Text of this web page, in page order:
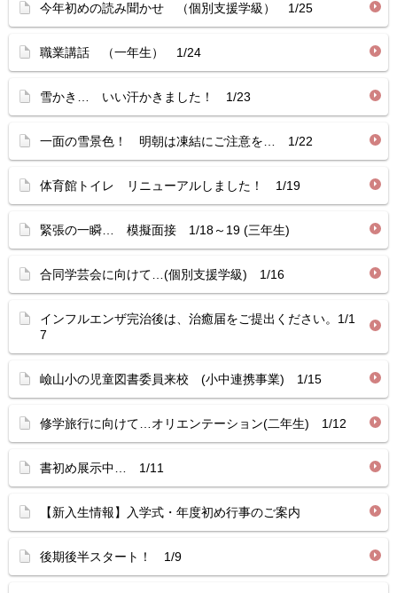
今年初めの読み聞かせ （個別支援学級） 1/25
職業講話 （一年生） 1/24
雪かき… いい汗かきました！ 1/23
一面の雪景色！ 明朝は凍結にご注意を… 1/22
体育館トイレ リニューアルしました！ 1/19
緊張の一瞬… 模擬面接 1/18～19 (三年生)
合同学芸会に向けて…(個別支援学級) 1/16
インフルエンザ完治後は、治癒届をご提出ください。1/1
7
嶮山小の児童図書委員来校 (小中連携事業) 1/15
修学旅行に向けて…オリエンテーション(二年生) 1/12
書初め展示中… 1/11
【新入生情報】入学式・年度初め行事のご案内
後期後半スタート！ 1/9